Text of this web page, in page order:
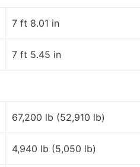
7 ft 8.01 in
7 ft 5.45 in
67,200 lb (52,910 lb)
4,940 lb (5,050 lb)